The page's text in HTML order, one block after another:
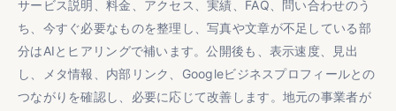
サービス説明、料金、アクセス、実績、FAQ、問い合わせのう
ち、今すぐ必要なものを整理し、写真や文章が不足している部
分はAIとヒアリングで補います。公開後も、表示速度、見出
し、メタ情報、内部リンク、Googleビジネスプロフィールとの
つながりを確認し、必要に応じて改善します。地元の事業者が